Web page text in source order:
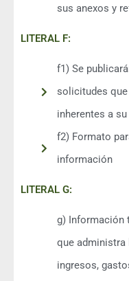
sus anexos y
LITERAL F:
f1) Se
solicitudes
inherentes a
f2) Formato
información
LITERAL G:
g) Información
que
ingresos,